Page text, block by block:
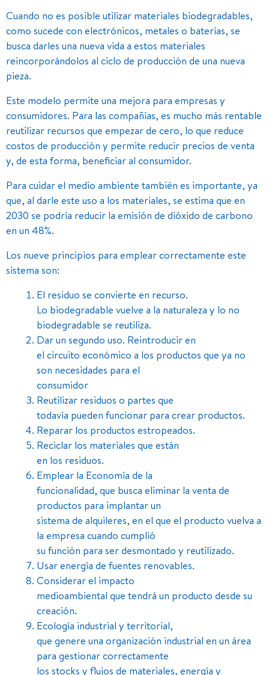
Cuando no es posible utilizar materiales biodegradables,
como sucede con electrónicos, metales o baterías, se
busca darles una nueva vida a estos materiales
reincorporándolos al ciclo de producción de una nueva
pieza.
Este modelo permite una mejora para empresas y
consumidores. Para las compañías, es mucho más rentable
reutilizar recursos que empezar de cero, lo que reduce
costos de producción y permite reducir precios de venta
y, de esta forma, beneficiar al consumidor.
Para cuidar el medio ambiente también es importante, ya
que, al darle este uso a los materiales, se estima que en
2030 se podría reducir la emisión de dióxido de carbono
en un 48%.
Los nueve principios para emplear correctamente este
sistema son:
El residuo se convierte en recurso.
Lo biodegradable vuelve a la naturaleza y lo no
biodegradable se reutiliza.
Dar un segundo uso. Reintroducir en
el circuito económico a los productos que ya no
son necesidades para el
consumidor
Reutilizar residuos o partes que
todavía pueden funcionar para crear productos.
Reparar los productos estropeados.
Reciclar los materiales que están
en los residuos.
Emplear la Economía de la
funcionalidad, que busca eliminar la venta de
productos para implantar un
sistema de alquileres, en el que el producto vuelva a
la empresa cuando cumplió
su función para ser desmontado y reutilizado.
Usar energía de fuentes renovables.
Considerar el impacto
medioambiental que tendrá un producto desde su
creación.
Ecología industrial y territorial,
que genere una organización industrial en un área
para gestionar correctamente
los stocks y flujos de materiales, energía y